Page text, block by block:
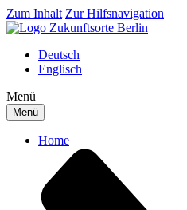
Zum Inhalt Zur Hilfsnavigation
Deutsch
Englisch
Menü
Menü
Home